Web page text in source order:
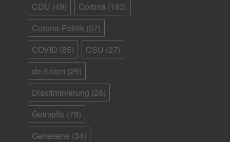
CDU (49) Corona (183)
Corona-Politik (57)
COVID (85) CSU (27)
de.rt.com (29)
Diskriminierung (28)
Geimpfte (79)
Genesene (34)